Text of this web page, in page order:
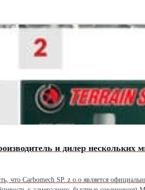
габаритные & присоединительные размеры Ру, МПа Ду, мм d L D
25 19.1 160 115 85 4-ф14 125 211 4.9 32 24
257 10.4 50 38.1 250 160 125 4-ф18 180 282
4.9 25 19.1 160 115 85 4-ф14 125 211 7 32
L D D1 n-фd W H≈ Приблиз. вес, кг 6,4 15
Ру, МПа Ду, мм d L D D1 n-фd W H≈ Приблиз.
250 165 125 4-ф23 180 276 20.3 50 46.5 250
и дилер нескольких